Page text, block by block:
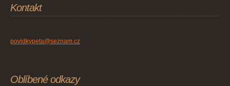
Kontakt
povidkypeta@seznam.cz
Oblíbené odkazy